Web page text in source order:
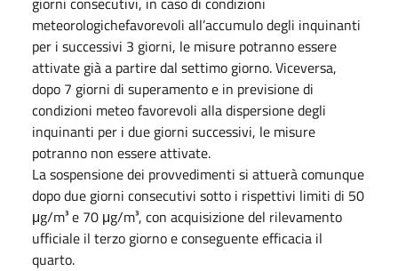
meteorologichefavorevoli all’accumulo degli inquinanti
per i successivi 3 giorni, le misure potranno essere
attivate già a partire dal settimo giorno. Viceversa,
dopo 7 giorni di superamento e in previsione di
condizioni meteo favorevoli alla dispersione degli
inquinanti per i due giorni successivi, le misure
potranno non essere attivate.
La sospensione dei provvedimenti si attuerà comunque
dopo due giorni consecutivi sotto i rispettivi limiti di 50
μg/m³ e 70 μg/m³, con acquisizione del rilevamento
ufficiale il terzo giorno e conseguente efficacia il
quarto.